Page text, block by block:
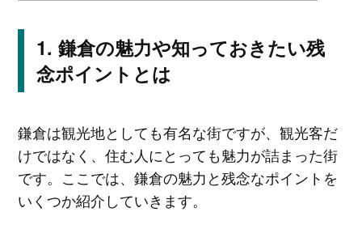
鎌倉の魅力や知っておきたい残
念ポイントとは
鎌倉は観光地としても有名な街ですが、観光客だ
けではなく、住む人にとっても魅力が詰まった街
です。ここでは、鎌倉の魅力と残念なポイントを
いくつか紹介していきます。